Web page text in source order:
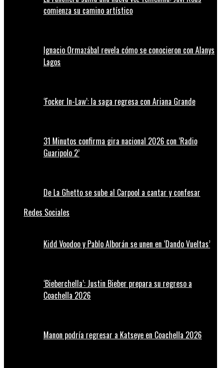
comienza su camino artístico
Ignacio Ormazábal revela cómo se conocieron con Alanys
Lagos
‘Focker In-Law’: la saga regresa con Ariana Grande
31 Minutos confirma gira nacional 2026 con ‘Radio
Guaripolo 2’
De La Ghetto se sube al Carpool a cantar y confesar
Redes Sociales
Kidd Voodoo y Pablo Alborán se unen en ‘Dando Vueltas’
‘Bieberchella’: Justin Bieber prepara su regreso a
Coachella 2026
Manon podría regresar a Katseye en Coachella 2026